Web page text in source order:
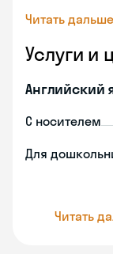
Читать дальше
Услуги и
Английский
С носителем
Для
Читать